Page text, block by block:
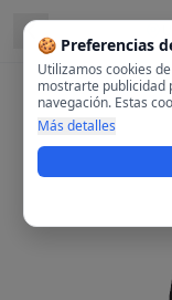
🍪 Preferencias
Utilizamos cookies
mostrarte publicidad
navegación. Estas
analizar tu
mostrarte anuncios
de cookies para
tus datos de
Más detalles